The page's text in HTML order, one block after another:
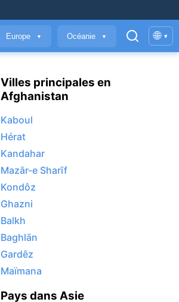
Europe ▼ Océanie ▼ 🌐 ▾
Villes principales en
Afghanistan
Kaboul
Hérat
Kandahar
Mazār-e Sharīf
Kondôz
Ghazni
Balkh
Baghlān
Gardêz
Maïmana
Pays dans Asie